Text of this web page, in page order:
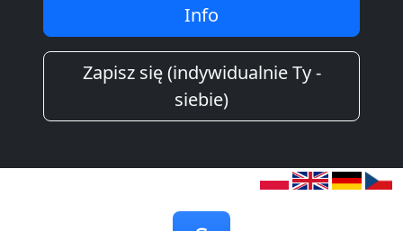
Info
Zapisz się (indywidualnie Ty -
siebie)